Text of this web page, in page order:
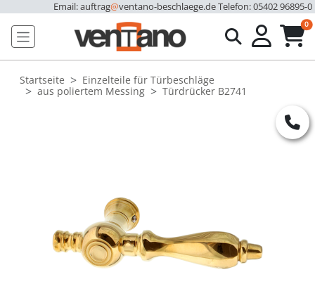
Email: auftrag@ventano-beschlaege.deTelefon: 05402 96895-0
0
Startseite
Einzelteile für Türbeschläge
aus poliertem Messing
Türdrücker B2741